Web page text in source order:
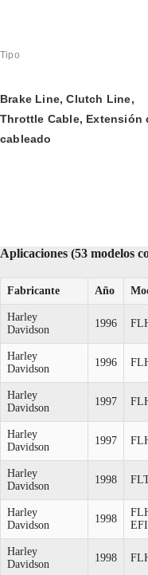
Tipo
Brake Line, Clutch Line,
Throttle Cable, Extensión
cableado
Aplicaciones (53 modelos
Fabricante Año
Harley
Davidson
1996
Harley
Davidson
1996
Harley
Davidson
1997
Harley
Davidson
1997
Harley
Davidson
1998
Harley
Davidson
1998
EFI
Harley
Davidson
1998